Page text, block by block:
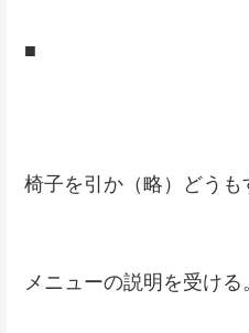
■
椅子を引か（略）どうも
メニューの説明を受ける